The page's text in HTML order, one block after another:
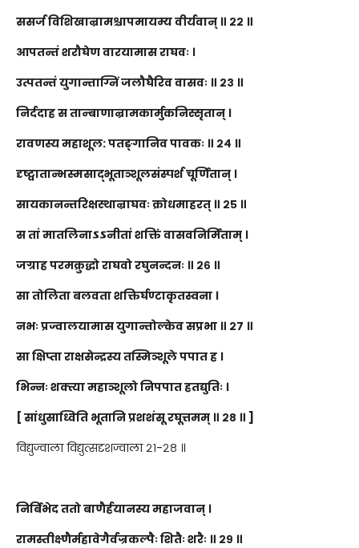
ससर्ज विशिखान्रामश्चापमायम्य वीर्यवान् ॥ २२ ॥
आपतन्तं शरौघेण वारयामास राघवः ।
उत्पतन्तं युगान्ताग्निं जलौघैरिव वासवः ॥ २३ ॥
निर्ददाह स तान्बाणान्रामकार्मुकनिस्सृतान् ।
रावणस्य महाशूल: पतङ्गानिव पावकः ॥ २४ ॥
दृष्ट्वातान्भस्मसाद्भूताञ्शूलसंस्पर्श चूर्णितान् ।
सायकानन्तरिक्षस्थान्राघवः क्रोधमाहरत् ॥ २५ ॥
स तां मातलिनाऽऽनीतां शक्तिं वासवनिर्मिताम् ।
जग्राह परमक्रुद्धो राघवो रघुनन्दनः ॥ २६ ॥
सा तोलिता बलवता शक्तिर्घण्टाकृतस्वना ।
नभः प्रज्वालयामास युगान्तोल्केव सप्रभा ॥ २७ ॥
सा क्षिप्ता राक्षसेन्द्रस्य तस्मिञ्शूले पपात ह ।
भिन्नः शक्त्या महाञ्शूलो निपपात हतद्युतिः ।
[ सांधुसाध्विति भूतानि प्रशशंसू रघूत्तमम् ॥ २८ ॥ ]
विद्युज्वाला विद्युत्सदृशज्वाला २१-२८ ॥
निर्बिभेद ततो बाणैर्हयानस्य महाजवान् ।
रामस्तीक्ष्णैर्महावेगैर्वज्रकल्पैः शितैः शरैः ॥ २९ ॥